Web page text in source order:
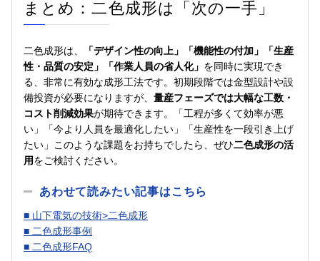
まとめ：二色成形は「次の一手」
二色成形は、 「デザイン性の向上」「機能性の付加」「生産
性・品質の安定」「作業人員の省人化」 を同時に実現でき
る、非常に有効な成形工法です。初期段階では金型設計や設
備投資が必要になりますが、 量産フェーズでは大幅な工数・
コスト削減効果が期待できます。「工程が多くて効率が悪
い」「今より人員を最適化したい」「生産性を一段引き上げ
たい」このような課題をお持ちでしたら、ぜひ二色成形の活
用をご検討ください。
あわせて読みたい記事はこちら
■ 山下電気の技術>二色成形
■ 二色成形事例
■ 二色成形FAQ